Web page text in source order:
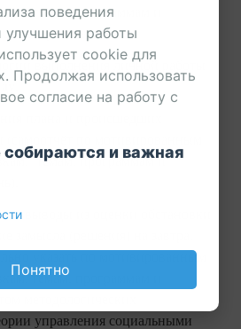
темам, программам и
аутоанамнеза).
выполнения личной работы
плана и происшедших
темам, программам и
выводы из оценки обстановки
указать по мотивированным
темам, программам и
управления социальными
поведения
улучшения работы
cookie для
Продолжая использовать
согласие на работу с
и важная
Понятно